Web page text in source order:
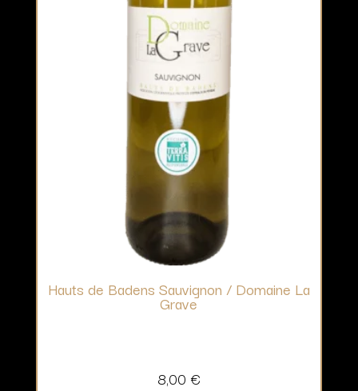
Hauts de Badens Sauvignon / Domaine La
Grave
8,00 €